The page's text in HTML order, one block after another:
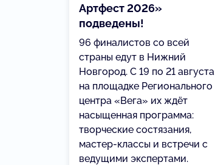
Артфест 2026»
подведены!
96 финалистов со всей
страны едут в Нижний
Новгород. С 19 по 21 августа
на площадке Регионального
центра «Вега» их ждёт
насыщенная программа:
творческие состязания,
мастер-классы и встречи с
ведущими экспертами.